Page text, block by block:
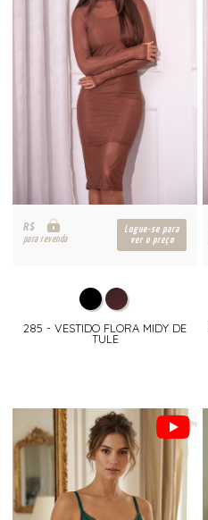
R$
para revenda
Logue-se para
ver o preço
285 - VESTIDO FLORA MIDY DE
TULE